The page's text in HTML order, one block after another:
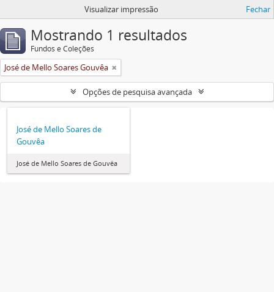
Visualizar impressão Fechar
Mostrando 1 resultados
Fundos e Coleções
José de Mello Soares Gouvêa
Opções de pesquisa avançada
José de Mello Soares de
Gouvêa
José de Mello Soares de Gouvêa